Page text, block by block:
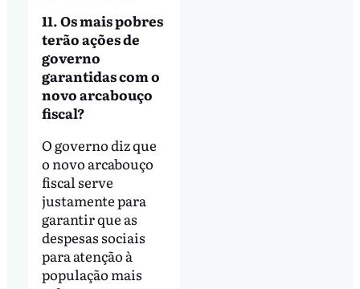
11. Os mais pobres
terão ações de
governo
garantidas com o
novo arcabouço
fiscal?
O governo diz que
o novo arcabouço
fiscal serve
justamente para
garantir que as
despesas sociais
para atenção à
população mais